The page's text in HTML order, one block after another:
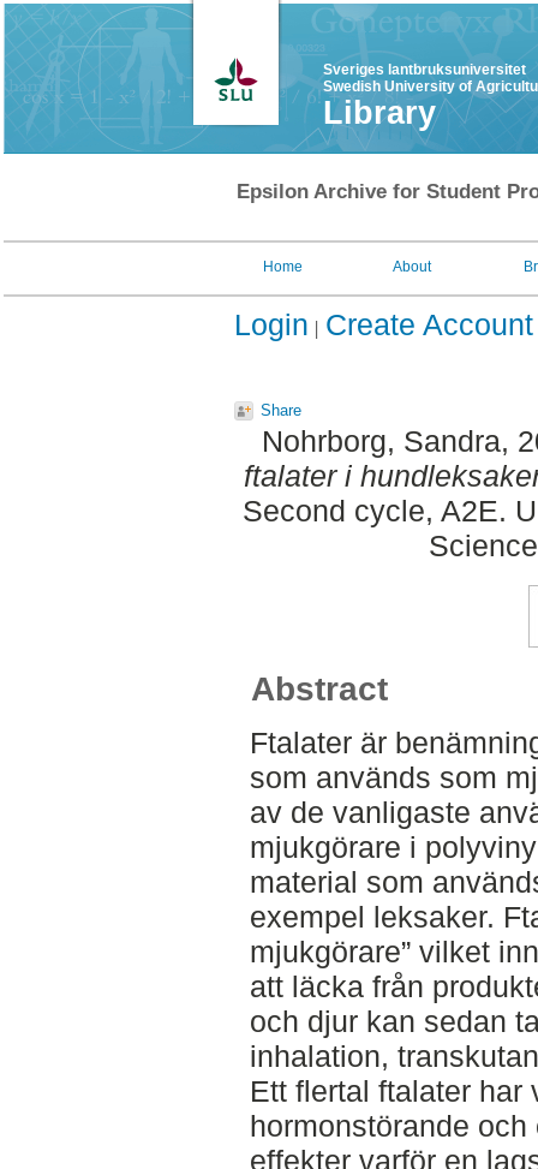
Sveriges lantbruksuniversitet
Swedish University of
Library
Epsilon Archive for Student
Home About
Login Create Account
Share
Nohrborg, Sandra,
ftalater i
Second cycle, A2E.
Abstract
Ftalater är
som används som
av de vanligaste
mjukgörare i
material som
exempel leksaker.
mjukgörare” vilket
att läcka från
och djur kan sedan
inhalation,
Ett flertal ftalater har
hormonstörande
effekter varför en